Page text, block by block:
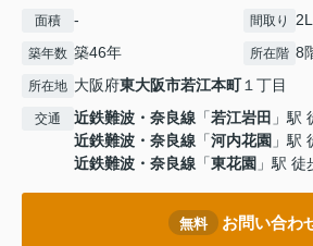
面積 - 間取り
築年数 築46年 所在階 8
所在地 大阪府東大阪市若江本町１丁目
交通 近鉄難波・奈良線 「若江岩田 」駅
近鉄難波・奈良線 「河内花園 」駅
近鉄難波・奈良線 「東花園 」駅 徒
無料 お問い合わ